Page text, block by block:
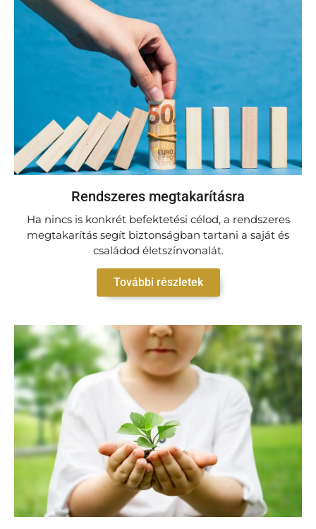
Rendszeres megtakarításra
Ha nincs is konkrét befektetési célod, a rendszeres
megtakarítás segít biztonságban tartani a saját és
családod életszínvonalát.
További részletek